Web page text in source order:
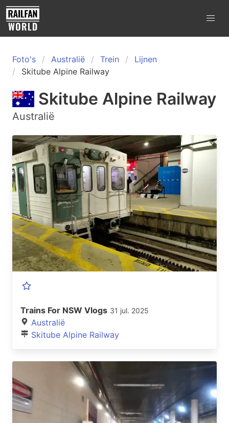
Foto's Australië Trein
Lijnen
Skitube Alpine Railway
Skitube Alpine Railway
Australië
Trains For NSW Vlogs 31 jul. 2025
Australië
Skitube Alpine Railway